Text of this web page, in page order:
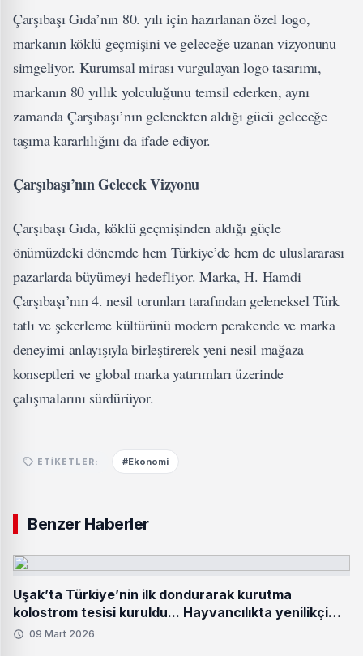
Çarşıbaşı Gıda’nın 80. yılı için hazırlanan özel logo,
markanın köklü geçmişini ve geleceğe uzanan vizyonunu
simgeliyor. Kurumsal mirası vurgulayan logo tasarımı,
markanın 80 yıllık yolculuğunu temsil ederken, aynı
zamanda Çarşıbaşı’nın gelenekten aldığı gücü geleceğe
taşıma kararlılığını da ifade ediyor.
Çarşıbaşı’nın Gelecek Vizyonu
Çarşıbaşı Gıda, köklü geçmişinden aldığı güçle
önümüzdeki dönemde hem Türkiye’de hem de uluslararası
pazarlarda büyümeyi hedefliyor. Marka, H. Hamdi
Çarşıbaşı’nın 4. nesil torunları tarafından geleneksel Türk
tatlı ve şekerleme kültürünü modern perakende ve marka
deneyimi anlayışıyla birleştirerek yeni nesil mağaza
konseptleri ve global marka yatırımları üzerinde
çalışmalarını sürdürüyor.
ETIKETLER: #Ekonomi
Benzer Haberler
Uşak’ta Türkiye’nin ilk dondurarak kurutma
kolostrom tesisi kuruldu... Hayvancılıkta yenilikçi
adım hayata geçti
09 Mart 2026